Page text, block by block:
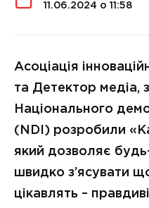
11.06.2024 о 11:58
Асоціація
та Детектор медіа,
Національного
(NDI) розробили
який дозволяє
швидко з’ясувати
цікавлять –